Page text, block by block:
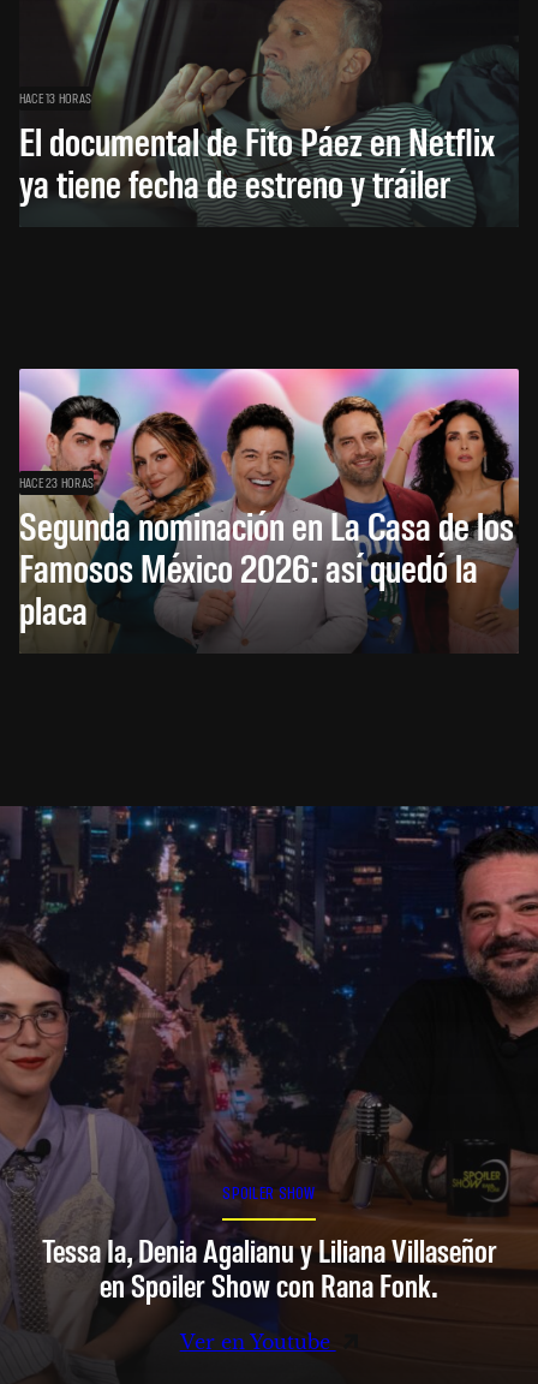
HACE 13 HORAS
El documental de Fito Páez en Netflix
ya tiene fecha de estreno y tráiler
HACE 23 HORAS
Segunda nominación en La Casa de los
Famosos México 2026: así quedó la
placa
SPOILER SHOW
Tessa Ia, Denia Agalianu y Liliana Villaseñor
en Spoiler Show con Rana Fonk.
Ver en Youtube